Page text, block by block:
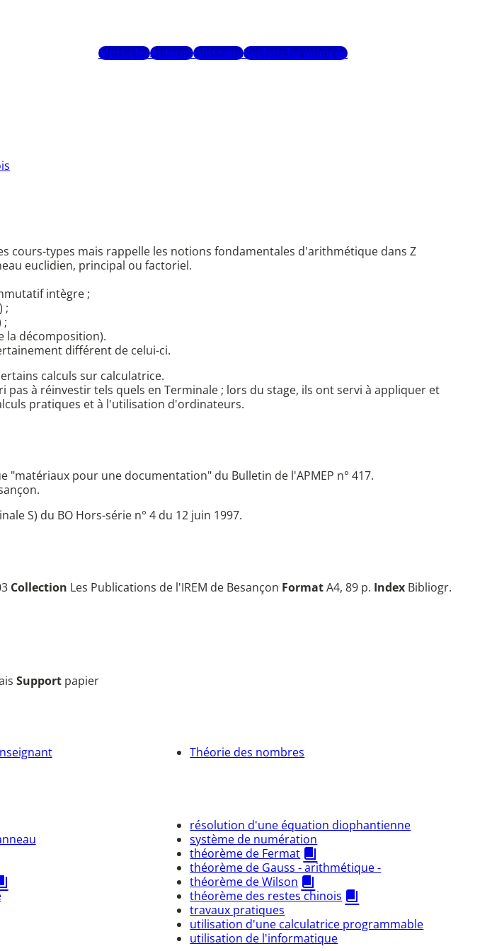
Mots-clésAuteursGlossaireRecherche avancée
cours-types mais rappelle les notions fondamentales d'arithmétique dans Z
euclidien, principal ou factoriel.
intègre ;
;
;
la décomposition).
différent de celui-ci.
calculs sur calculatrice.
à réinvestir tels quels en Terminale ; lors du stage, ils ont servi à appliquer et
pratiques et à l'utilisation d'ordinateurs.
pour une documentation" du Bulletin de l'APMEP n° 417.
S) du BO Hors-série n° 4 du 12 juin 1997.
Collection Les Publications de l'IREM de Besançon FormatA4, 89 p. Index Bibliogr.
Support papier
Théorie des nombres
résolution d'une équation diophantienne
système de numération
théorème de Fermat
théorème de Gauss - arithmétique -
théorème de Wilson
théorème des restes chinois
travaux pratiques
utilisation d'une calculatrice programmable
utilisation de l'informatique